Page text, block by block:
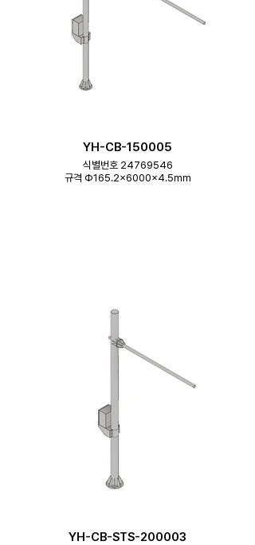
YH-CB-150005
식별번호 24769546
규격 Φ165.2×6000×4.5mm
YH-CB-STS-200003